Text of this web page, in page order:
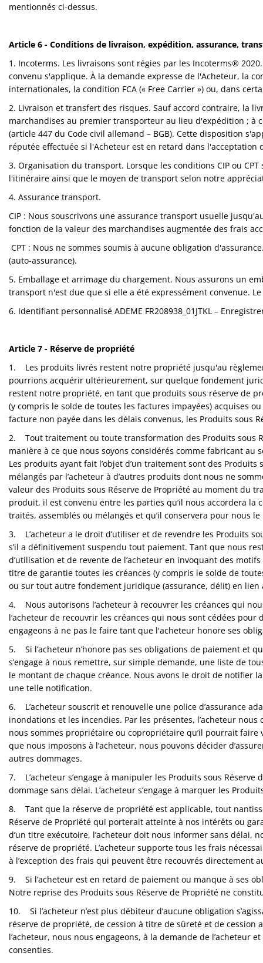
mentionnés ci-dessus.
Article 6 - Conditions de livraison, expédition, assurance,
1. Incoterms. Les livraisons sont régies par les Incoterms®
convenu s'applique. À la demande expresse de l'Acheteur, la
internationales, la condition FCA (« Free Carrier ») ou, dans
2. Livraison et transfert des risques. Sauf accord contraire, la
marchandises au premier transporteur au lieu d'expédition ; à
(article 447 du Code civil allemand – BGB). Cette disposition
réputée effectuée si l'Acheteur est en retard dans l'acceptation
3. Organisation du transport. Lorsque les conditions CIP ou
l'itinéraire ainsi que le moyen de transport selon notre
4. Assurance transport.
CIP : Nous souscrivons une assurance transport usuelle
fonction de la valeur des marchandises augmentée des frais
CPT : Nous ne sommes soumis à aucune obligation
(auto-assurance).
5. Emballage et arrimage du chargement. Nous assurons un
transport n'est due que si elle a été expressément convenue.
6. Identifiant personnalisé ADEME FR208938_01JTKL –
Article 7 - Réserve de propriété
1. Les produits livrés restent notre propriété jusqu'au
pourrions acquérir ultérieurement, sur quelque fondement
restent notre propriété, en tant que produits sous réserve de
(y compris le solde de toutes les factures impayées) acquises
facture non payée dans les délais convenus, les Produits sous
2. Tout traitement ou toute transformation des Produits sous
manière à ce que nous soyons considérés comme fabricant au
Les produits ayant fait l’objet d’un traitement sont des
mélangés par l’acheteur à d’autres produits dont nous ne
valeur des Produits sous Réserve de Propriété au moment du
produit, il est convenu entre les parties qu’il nous accordera
traités, assemblés ou mélangés et qu’il conservera pour nous
3. L’acheteur a le droit d’utiliser et de revendre les Produits
s’il a définitivement suspendu tout paiement. Tant que nous
d’utilisation et de revente de l’acheteur en invoquant des
titre de garantie toutes les créances (y compris le solde de
ou sur tout autre fondement juridique (assurance, délit) en lien
4. Nous autorisons l’acheteur à recouvrer les créances qui
l’acheteur de recouvrir les créances qui nous sont cédées
engageons à ne pas le faire tant que l'acheteur honore ses
5. Si l’acheteur n’honore pas ses obligations de paiement et
s’engage à nous remettre, sur simple demande, une liste de
le montant de chaque créance. Nous avons le droit de notifier
une telle notification.
6. L’acheteur souscrit et renouvelle une police d’assurance
inondations et les incendies. Par les présentes, l’acheteur
nous sommes propriétaire ou copropriétaire qu’il pourrait faire
que nous imposons à l’acheteur, nous pouvons décider
autres dommages.
7. L’acheteur s’engage à manipuler les Produits sous
dommage sans délai. L’acheteur s’engage à marquer les
8. Tant que la réserve de propriété est applicable, tout
Réserve de Propriété qui porterait atteinte à nos intérêts ou
d’un titre exécutoire, l’acheteur doit nous informer sans délai,
réserve de propriété. L’acheteur supporte tous les frais
à l’exception des frais qui peuvent être recouvrés directement
9. Si l’acheteur est en retard de paiement ou manque à ses
Notre reprise des Produits sous Réserve de Propriété ne
10. Si l’acheteur n’est plus débiteur d’aucune obligation
réserve de propriété, de cession à titre de sûreté et de cession
l’acheteur, nous nous engageons, à la demande de
consenties.